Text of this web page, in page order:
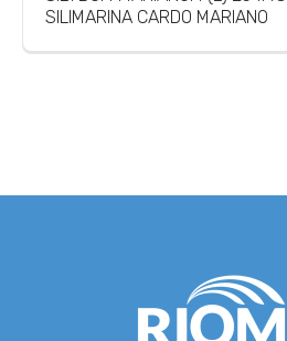
SILIMARINA CARDO MARIANO